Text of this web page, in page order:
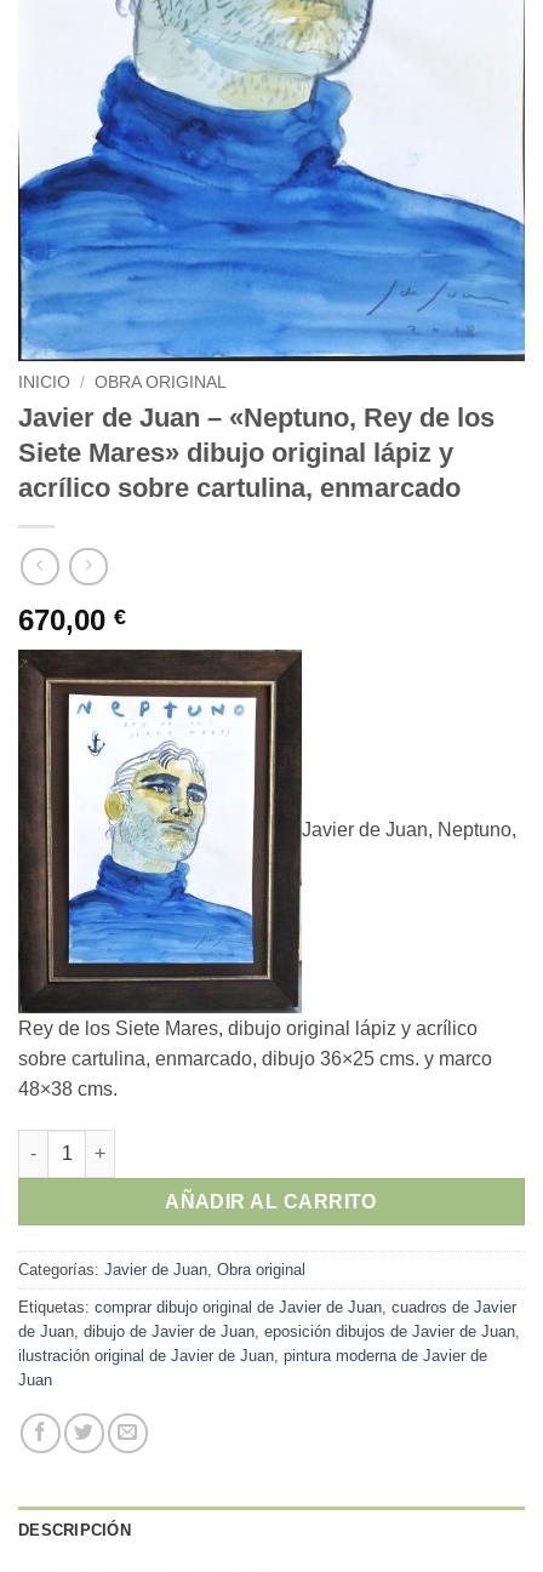
INICIO / OBRA ORIGINAL
Javier de Juan – «Neptuno, Rey de los
Siete Mares» dibujo original lápiz y
acrílico sobre cartulina, enmarcado
670,00 €
Javier de Juan, Neptuno,
Rey de los Siete Mares, dibujo original lápiz y acrílico
sobre cartulina, enmarcado, dibujo 36×25 cms. y marco
48×38 cms.
Javier de Juan - "Neptuno, Rey de los Siete Mares" dibujo
AÑADIR AL CARRITO
Categorías: Javier de Juan Obra original
Etiquetas: comprar dibujo original de Javier de Juan cuadros de Javier
de Juan dibujo de Javier de Juan eposición dibujos de Javier de Juan
ilustración original de Javier de Juan pintura moderna de Javier de
Juan
DESCRIPCIÓN